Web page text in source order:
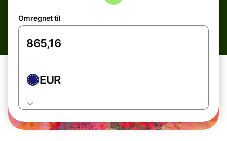
Omregnet til
EUR